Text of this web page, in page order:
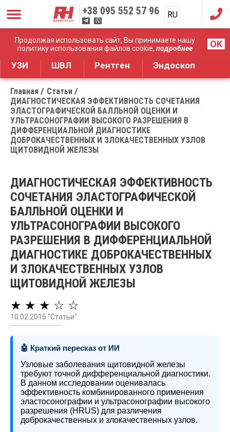
Продолжая использовать сайт, Вы принимаете нашу
политику использования файлов cookie, подробнее OK
+38 095 552 57 96 RU
UA
Дистрибуция медицинского оборудования
УЗИ ШВЛ Рентген Эндоскоп
Главная
Статьи
ДИАГНОСТИЧЕСКАЯ ЭФФЕКТИВНОСТЬ СОЧЕТАНИЯ
ЭЛАСТОГРАФИЧЕСКОЙ БАЛЛЬНОЙ ОЦЕНКИ И
УЛЬТРАСОНОГРАФИИ ВЫСОКОГО РАЗРЕШЕНИЯ В
ДИФФЕРЕНЦИАЛЬНОЙ ДИАГНОСТИКЕ
ДОБРОКАЧЕСТВЕННЫХ И ЗЛОКАЧЕСТВЕННЫХ УЗЛОВ
ЩИТОВИДНОЙ ЖЕЛЕЗЫ
ДИАГНОСТИЧЕСКАЯ ЭФФЕКТИВНОСТЬ
СОЧЕТАНИЯ ЭЛАСТОГРАФИЧЕСКОЙ
БАЛЛЬНОЙ ОЦЕНКИ И
УЛЬТРАСОНОГРАФИИ ВЫСОКОГО
РАЗРЕШЕНИЯ В ДИФФЕРЕНЦИАЛЬНОЙ
ДИАГНОСТИКЕ ДОБРОКАЧЕСТВЕННЫХ
И ЗЛОКАЧЕСТВЕННЫХ УЗЛОВ
ЩИТОВИДНОЙ ЖЕЛЕЗЫ
★ ★ ★ ☆ ☆
10.02.2015 "Статьи"
🤖 Краткий пересказ от ИИ
Узловые заболевания щитовидной железы
требуют точной дифференциальной диагностики.
В данном исследовании оценивалась
эффективность комбинированного применения
эластосонографии и ультрасонографии высокого
разрешения (HRUS) для различения
доброкачественных и злокачественных узлов.